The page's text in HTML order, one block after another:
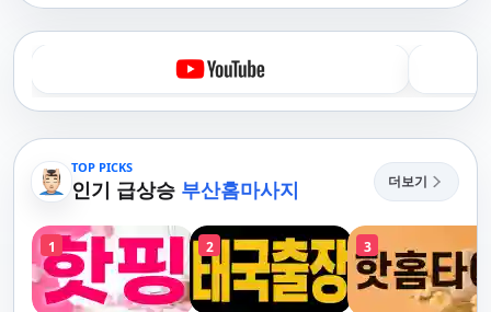
TOP PICKS
인기 급상승 부산홈마사지 더보기
1 2 3